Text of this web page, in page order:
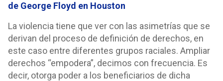
de George Floyd en Houston
La violencia tiene que ver con las asimetrías que se
derivan del proceso de definición de derechos, en
este caso entre diferentes grupos raciales. Ampliar
derechos “empodera”, decimos con frecuencia. Es
decir, otorga poder a los beneficiarios de dicha